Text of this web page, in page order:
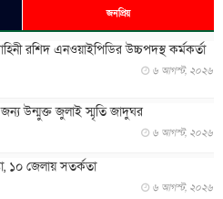
জনপ্রিয়
রশিদ এনওয়াইপিডির উচ্চপদস্থ কর্মকর্তা
৬ আগস্ট, ২০২৬
উন্মুক্ত জুলাই স্মৃতি জাদুঘর
৬ আগস্ট, ২০২৬
১০ জেলায় সতর্কতা
৬ আগস্ট, ২০২৬